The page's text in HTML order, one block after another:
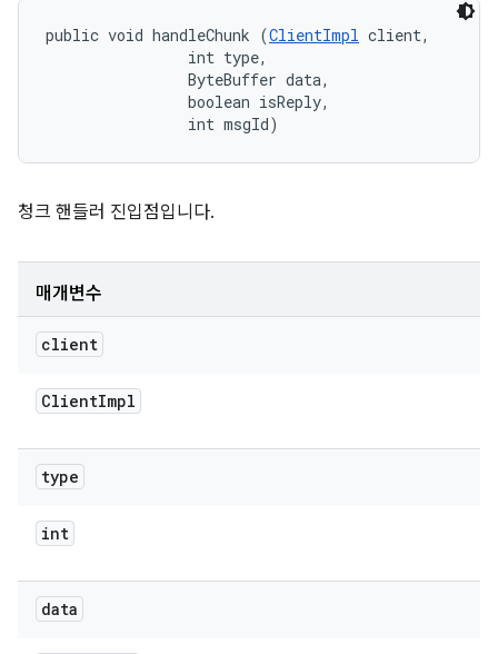
public void handleChunk (ClientImpl client,
                int type,
                ByteBuffer data,
                boolean isReply,
                int msgId)
청크 핸들러 진입점입니다.
매개변수
client
ClientImpl
type
int
data